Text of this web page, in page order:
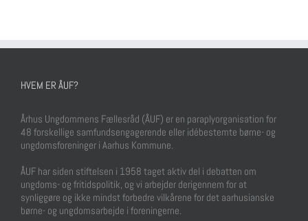
HVEM ER ÅUF?
Århus Ungdommens Fællesråd (ÅUF) er en paraplyorganisation for
48 forskellige samfundsengagerende eller idébestemte børne- og
ungdomsforeninger i Aarhus Kommune.
ÅUF har siden stiftelsen i 1958 taget aktiv del i debatten om
ungdoms- og fritidspolitik, og vi arbejder derigennem for at
synliggøre og ikke mindst forbedre vilkårene for det aarhusianske
børne- og ungdomsarbejde i foreningerne.